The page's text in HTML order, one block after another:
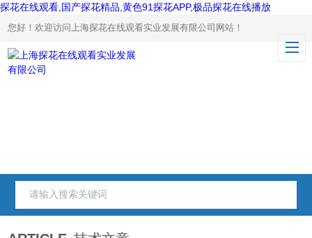
探花在线观看,国产探花精品,黄色91探花APP,极品探花在线播放
您好！欢迎访问上海探花在线观看实业发展有限公司网站！